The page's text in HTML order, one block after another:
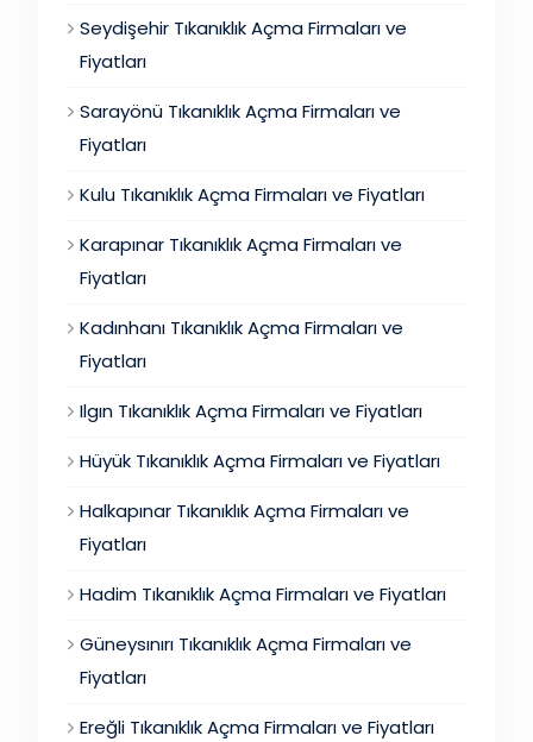
Seydişehir Tıkanıklık Açma Firmaları ve
Fiyatları
Sarayönü Tıkanıklık Açma Firmaları ve
Fiyatları
Kulu Tıkanıklık Açma Firmaları ve Fiyatları
Karapınar Tıkanıklık Açma Firmaları ve
Fiyatları
Kadınhanı Tıkanıklık Açma Firmaları ve
Fiyatları
Ilgın Tıkanıklık Açma Firmaları ve Fiyatları
Hüyük Tıkanıklık Açma Firmaları ve Fiyatları
Halkapınar Tıkanıklık Açma Firmaları ve
Fiyatları
Hadim Tıkanıklık Açma Firmaları ve Fiyatları
Güneysınırı Tıkanıklık Açma Firmaları ve
Fiyatları
Ereğli Tıkanıklık Açma Firmaları ve Fiyatları